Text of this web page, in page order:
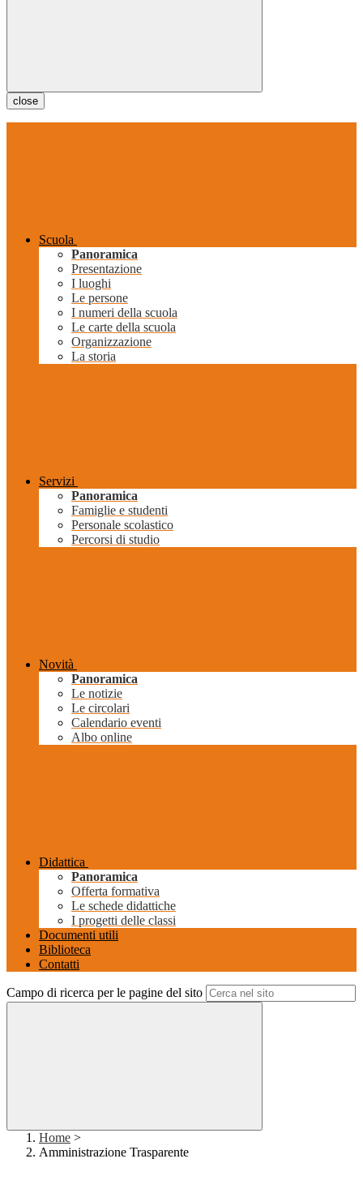
close
Scuola
Panoramica
Presentazione
I luoghi
Le persone
I numeri della scuola
Le carte della scuola
Organizzazione
La storia
Servizi
Panoramica
Famiglie e studenti
Personale scolastico
Percorsi di studio
Novità
Panoramica
Le notizie
Le circolari
Calendario eventi
Albo online
Didattica
Panoramica
Offerta formativa
Le schede didattiche
I progetti delle classi
Documenti utili
Biblioteca
Contatti
Campo di ricerca per le pagine del sito
Home >
Amministrazione Trasparente